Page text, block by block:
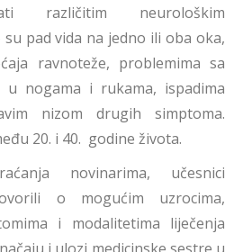
različitim neurološkim
pad vida na jedno ili oba oka,
ravnoteže, problemima sa
u nogama i rukama, ispadima
nizom drugih simptoma.
20. i 40. godine života.
novinarima, učesnici
o mogućim uzrocima,
i modalitetima liječenja